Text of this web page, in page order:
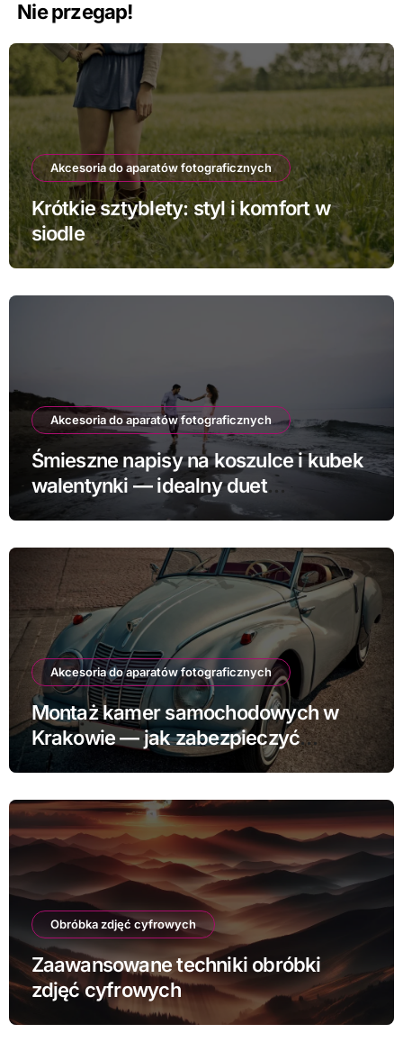
Nie przegap!
Akcesoria do aparatów fotograficznych
Krótkie sztyblety: styl i komfort w
siodle
Akcesoria do aparatów fotograficznych
Śmieszne napisy na koszulce i kubek
walentynki — idealny duet
Akcesoria do aparatów fotograficznych
Montaż kamer samochodowych w
Krakowie — jak zabezpieczyć
samochód
Obróbka zdjęć cyfrowych
Zaawansowane techniki obróbki
zdjęć cyfrowych